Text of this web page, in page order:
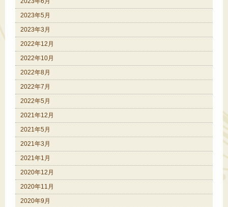
2023年5月
2023年3月
2022年12月
2022年10月
2022年8月
2022年7月
2022年5月
2021年12月
2021年5月
2021年3月
2021年1月
2020年12月
2020年11月
2020年9月